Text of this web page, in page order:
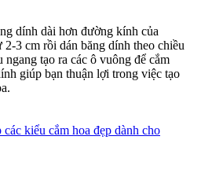
dính dài hơn đường kính của
2-3 cm rồi dán băng dính theo chiều
ngang tạo ra các ô vuông để cắm
giúp bạn thuận lợi trong việc tạo